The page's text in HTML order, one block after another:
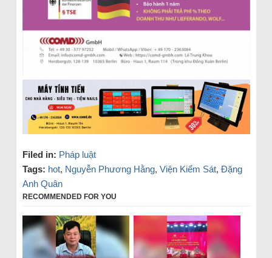
Filed in: Pháp luật
Tags: hot, Nguyễn Phương Hằng, Viện Kiểm Sát, Đặng
Anh Quân
RECOMMENDED FOR YOU